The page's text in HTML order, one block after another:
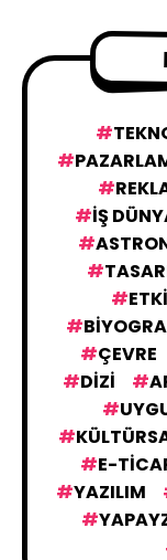
IŞ
ÇEVRE
DIZI
E-
YAZILIM